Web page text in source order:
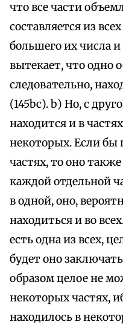
что все части
составляется из
большего их числа
вытекает, что одно
следовательно,
(145bc). b) Но, с
находится и в
некоторых. Если бы
частях, то оно
каждой отдельной
в одной, оно,
находиться и во
есть одна из всех,
будет оно
образом целое не
некоторых частях,
находилось в